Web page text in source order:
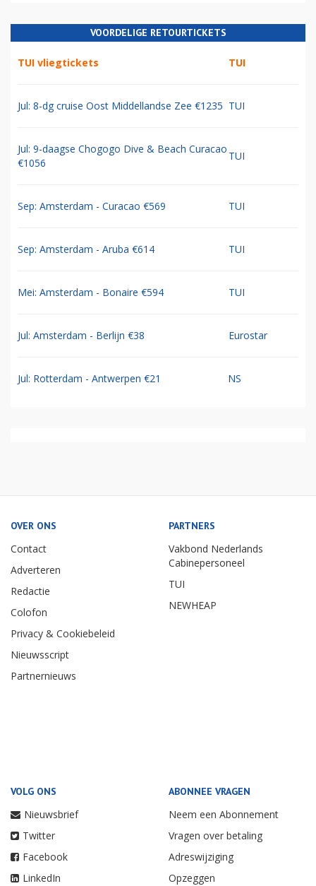
VOORDELIGE RETOURTICKETS
TUI vliegtickets TUI
Jul: 8-dg cruise Oost Middellandse Zee €1235 TUI
Jul: 9-daagse Chogogo Dive & Beach Curacao
€1056
TUI
Sep: Amsterdam - Curacao €569 TUI
Sep: Amsterdam - Aruba €614 TUI
Mei: Amsterdam - Bonaire €594 TUI
Jul: Amsterdam - Berlijn €38 Eurostar
Jul: Rotterdam - Antwerpen €21 NS
OVER ONS
Contact
Adverteren
Redactie
Colofon
Privacy & Cookiebeleid
Nieuwsscript
Partnernieuws
PARTNERS
Vakbond Nederlands
Cabinepersoneel
TUI
NEWHEAP
VOLG ONS
Nieuwsbrief
Twitter
Facebook
LinkedIn
ABONNEE VRAGEN
Neem een Abonnement
Vragen over betaling
Adreswijziging
Opzeggen